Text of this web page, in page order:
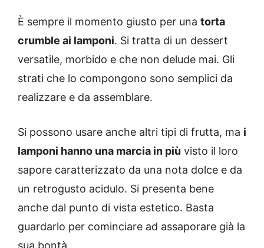
È sempre il momento giusto per una torta
crumble ai lamponi. Si tratta di un dessert
versatile, morbido e che non delude mai. Gli
strati che lo compongono sono semplici da
realizzare e da assemblare.
Si possono usare anche altri tipi di frutta, ma i
lamponi hanno una marcia in più visto il loro
sapore caratterizzato da una nota dolce e da
un retrogusto acidulo. Si presenta bene
anche dal punto di vista estetico. Basta
guardarlo per cominciare ad assaporare già la
sua bontà.